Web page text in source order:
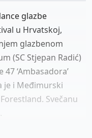
glazbe
u Hrvatskoj,
glazbenom
(SC Stjepan Radić)
‘Ambasadora’
je i Međimurski
Svečanu